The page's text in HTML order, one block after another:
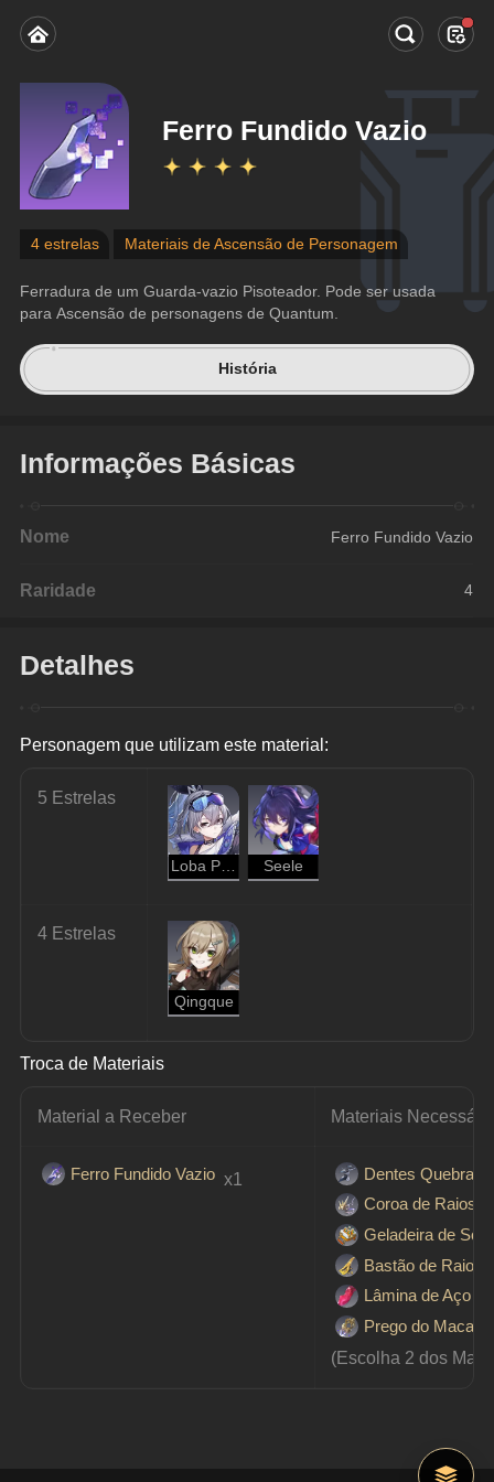
Ferro Fundido Vazio
4 estrelas Materiais de Ascensão de Personagem
Ferradura de um Guarda-vazio Pisoteador. Pode ser usada
para Ascensão de personagens de Quantum.
História
Informações Básicas
Nome Ferro Fundido Vazio
Raridade 4
Detalhes
Personagem que utilizam este material:
5 Estrelas
Loba Prateada Seele
4 Estrelas
Qingque
Troca de Materiais
Material a Receber Materiais
Ferro Fundido Vazio x1
Dentes
Coroa de Raios
Geladeira de
Bastão de Raio
Lâmina de Aço
Prego do Macaco
(Escolha 2 dos